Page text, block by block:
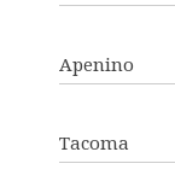
Apenino
Tacoma